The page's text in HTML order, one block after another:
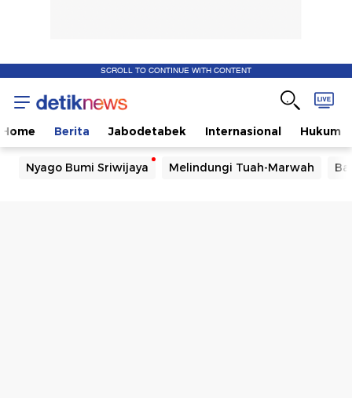
SCROLL TO CONTINUE WITH CONTENT
Home Berita Jabodetabek Internasional Hukum
Nyago Bumi Sriwijaya Melindungi Tuah-Marwah